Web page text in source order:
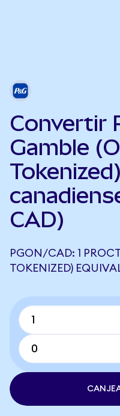
Convertir
Gamble
CAD)
PGON/CAD: 1
TOKENIZED)